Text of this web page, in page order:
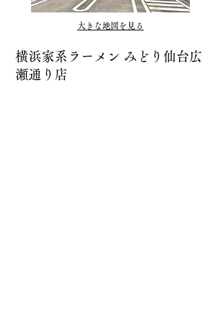
大きな地図を見る
横浜家系ラーメン みどり仙台広
瀬通り店